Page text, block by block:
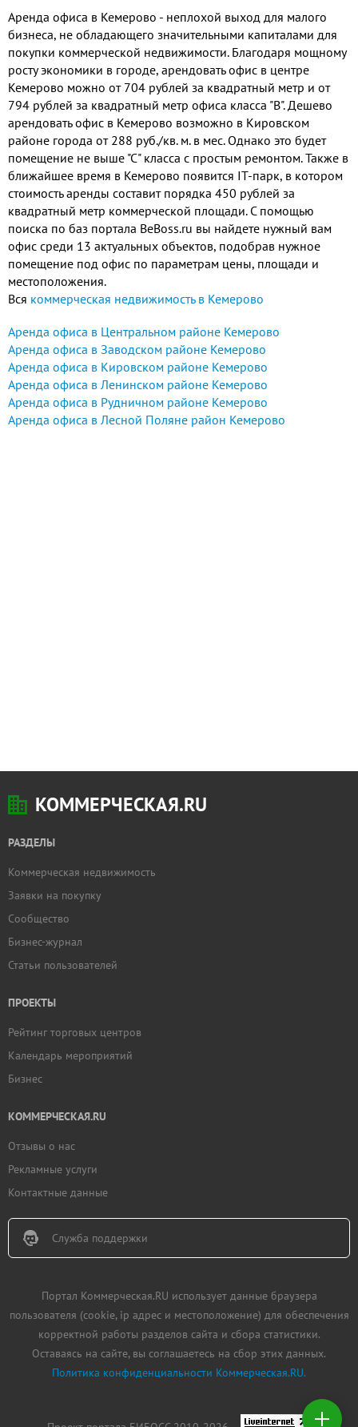
Добавить
материал стен - панельный, этаж -
4,5, этажность - 5. Контроль доступа
на территорию. Уборка помещений
Аренда офиса в Кемерово - неплохой выход для малого
бизнеса, не обладающего значительными капиталами для
покупки коммерческой недвижимости. Благодаря мощному
росту экономики в городе, арендовать офис в центре
Кемерово можно от 704 рублей за квадратный метр и от
794 рублей за квадратный метр офиса класса "В". Дешево
арендовать офис в Кемерово возможно в Кировском
районе города от 288 руб./кв. м. в мес. Однако это будет
помещение не выше "С" класса с простым ремонтом. Также в
ближайшее время в Кемерово появится IT-парк, в котором
стоимость аренды составит порядка 450 рублей за
квадратный метр коммерческой площади. С помощью
поиска по баз портала BeBoss.ru вы найдете нужный вам
офис среди 13 актуальных объектов, подобрав нужное
помещение под офис по параметрам цены, площади и
местоположения.
Вся коммерческая недвижимость в Кемерово
Аренда офиса в Центральном районе Кемерово
Аренда офиса в Заводском районе Кемерово
Аренда офиса в Кировском районе Кемерово
Аренда офиса в Ленинском районе Кемерово
Аренда офиса в Рудничном районе Кемерово
Аренда офиса в Лесной Поляне район Кемерово
КОММЕРЧЕСКАЯ.RU
РАЗДЕЛЫ
Коммерческая недвижимость
Заявки на покупку
Сообщество
Бизнес-журнал
Статьи пользователей
ПРОЕКТЫ
Рейтинг торговых центров
Календарь мероприятий
Бизнес
КОММЕРЧЕСКАЯ.RU
Отзывы о нас
Рекламные услуги
Контактные данные
Служба поддержки
Портал Коммерческая.RU использует данные браузера
пользователя (cookie, ip адрес и местоположение) для обеспечения
корректной работы разделов сайта и сбора статистики.
Оставаясь на сайте, вы соглашаетесь на сбор этих данных.
Политика конфиденциальности Коммерческая.RU.